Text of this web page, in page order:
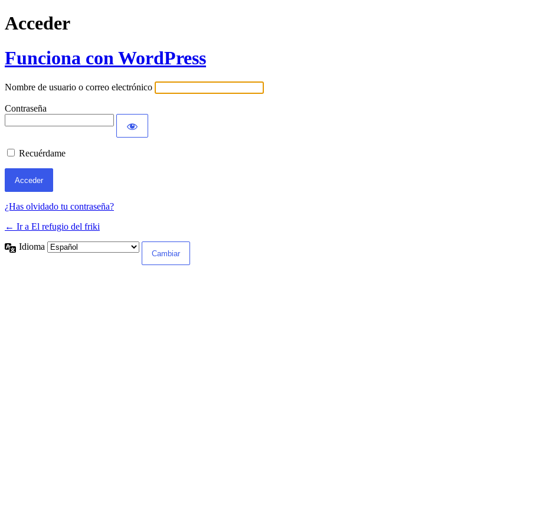
Acceder
Funciona con WordPress
Nombre de usuario o correo electrónico
Contraseña
Recuérdame
¿Has olvidado tu contraseña?
← Ir a El refugio del friki
Idioma